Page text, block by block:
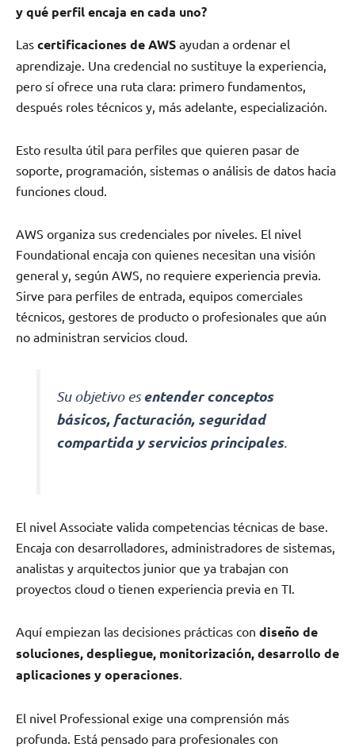
y qué perfil encaja en cada uno?
Las certificaciones de AWS ayudan a ordenar el
aprendizaje. Una credencial no sustituye la experiencia,
pero sí ofrece una ruta clara: primero fundamentos,
después roles técnicos y, más adelante, especialización.
Esto resulta útil para perfiles que quieren pasar de
soporte, programación, sistemas o análisis de datos hacia
funciones cloud.
AWS organiza sus credenciales por niveles. El nivel
Foundational encaja con quienes necesitan una visión
general y, según AWS, no requiere experiencia previa.
Sirve para perfiles de entrada, equipos comerciales
técnicos, gestores de producto o profesionales que aún
no administran servicios cloud.
Su objetivo esentender conceptos
básicos, facturación, seguridad
compartida y servicios principales.
El nivel Associate valida competencias técnicas de base.
Encaja con desarrolladores, administradores de sistemas,
analistas y arquitectos junior que ya trabajan con
proyectos cloud o tienen experiencia previa en TI.
Aquí empiezan las decisiones prácticas con diseño de
soluciones, despliegue, monitorización, desarrollo de
aplicaciones y operaciones
El nivel Professional exige una comprensión más
profunda. Está pensado para profesionales con